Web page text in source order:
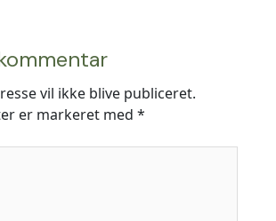
vil ikke blive publiceret.
er markeret med *